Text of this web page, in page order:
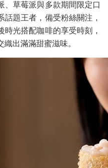
、草莓派與多款期間限定口
題王者，備受粉絲關注，
光搭配咖啡的享受時刻，
出滿滿甜蜜滋味。